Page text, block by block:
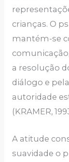
crianças. O
mantém-se
a resolução
diálogo e
autoridade
(KRAMER,
A atitude
suavidade o